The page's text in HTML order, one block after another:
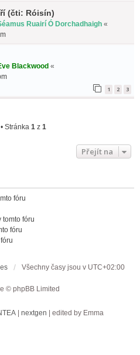
(čti: Róisín)
Ruairí Ó Dorchadhaigh «
Blackwood «
1 2 3
Stránka 1 z 1
Přejít na
fóru
tomto fóru
fóru
Všechny časy jsou v UTC+02:00
© phpBB Limited
nextgen | edited by Emma